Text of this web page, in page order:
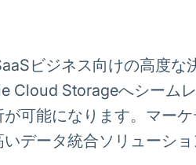
ビジネス向けの高度
Cloud Storageへシーム
が可能になります。マー
データ統合ソリューシ